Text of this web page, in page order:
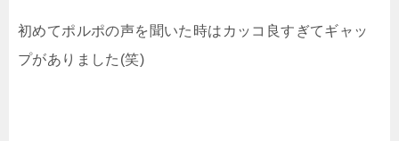
初めてポルポの声を聞いた時はカッコ良すぎてギャッ
プがありました(笑)